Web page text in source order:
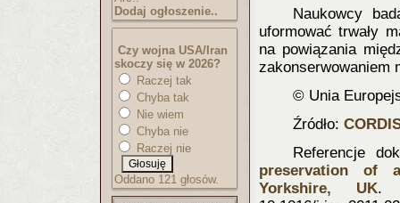
Dodaj ogłoszenie..
Czy wojna USA/Iran
skoczy się w 2026?
Raczej tak
Chyba tak
Nie wiem
Chyba nie
Raczej nie
Oddano 121 głosów.
Naukowcy
uformować trwały
na powiązania
zakonserwowaniem
© Unia
Źródło:
Referencje
preservation of
Yorkshire, UK.